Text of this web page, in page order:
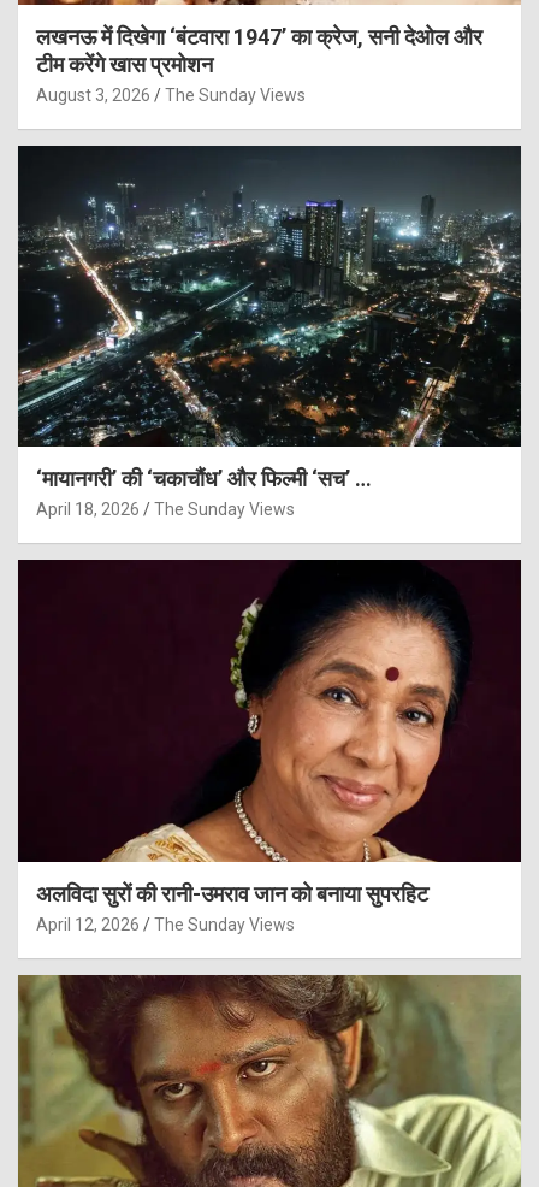
लखनऊ में दिखेगा ‘बंटवारा 1947’ का क्रेज, सनी देओल और
टीम करेंगे खास प्रमोशन
August 3, 2026 The Sunday Views
‘मायानगरी’ की ‘चकाचौंध’ और फिल्मी ‘सच’ …
April 18, 2026 The Sunday Views
अलविदा सुरों की रानी-उमराव जान को बनाया सुपरहिट
April 12, 2026 The Sunday Views